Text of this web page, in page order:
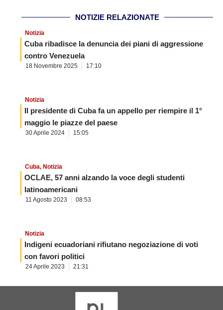
NOTIZIE RELAZIONATE
Notizia
Cuba ribadisce la denuncia dei piani di aggressione
contro Venezuela
18 Novembre 2025 17:10
Notizia
Il presidente di Cuba fa un appello per riempire il 1°
maggio le piazze del paese
30 Aprile 2024 15:05
Cuba, Notizia
OCLAE, 57 anni alzando la voce degli studenti
latinoamericani
11 Agosto 2023 08:53
Notizia
Indigeni ecuadoriani rifiutano negoziazione di voti
con favori politici
24 Aprile 2023 21:31